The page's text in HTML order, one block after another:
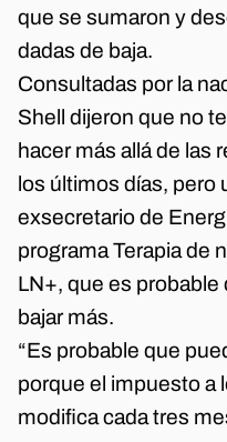
que se sumaron y
dadas de baja.
Consultadas por la
Shell dijeron que no
hacer más allá de las
los últimos días, pero
exsecretario de
programa Terapia de
LN+, que es
bajar más.
“Es probable que
porque el impuesto a
modifica cada tres